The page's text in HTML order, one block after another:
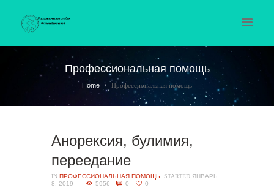
Профессиональная помощь
Home Профессиональная помощь
Анорексия, булимия,
переедание
IN ПРОФЕССИОНАЛЬНАЯ ПОМОЩЬ STARTED ЯНВАРЬ
8, 2019
5956 0 0